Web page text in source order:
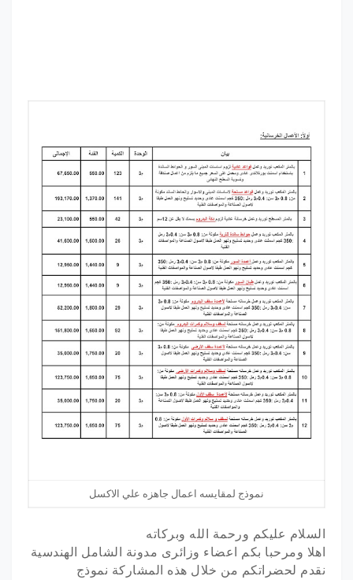
نموذج لمقايسه اعمال جاهزه علي الاكسل
السلام عليكم ورحمة الله وبركاته
اهلا ومرحبا بكم اعضاء وزائرى مدونة الشامل الهندسية
نقدم لحضراتكم من خلال هذه المشاركة نموذج